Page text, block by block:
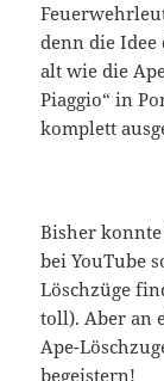
denn die Idee
alt wie die
Piaggio“ in
komplett
Bisher
bei YouTube
Löschzüge
toll). Aber an
Ape-
begeistern!